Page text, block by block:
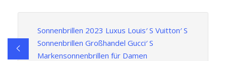
Sonnenbrillen 2023 Luxus Louis′ S Vuitton′ S
Sonnenbrillen Großhandel Gucci′ S
Markensonnenbrillen für Damen